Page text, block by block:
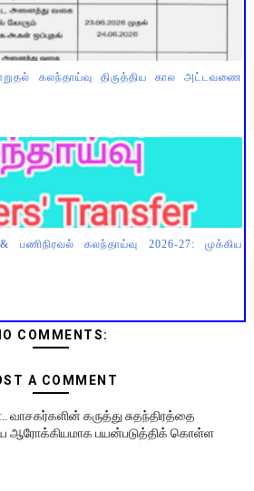
கலந்தாய்வு திருத்திய கால அட்டவணை
பணிநிரவல் கலந்தாய்வு 2026-27: முக்கிய
COMMENTS:
A COMMENT
கருத்து சுதந்திரத்தை
ஆரோக்கியமாக பயன்படுத்திக் கொள்ள